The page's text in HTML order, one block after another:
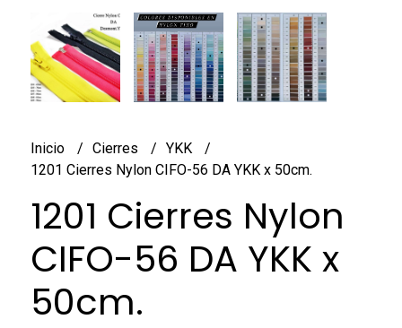
Inicio Cierres
YKK
1201 Cierres Nylon CIFO-56 DA YKK x 50cm.
1201 Cierres Nylon
CIFO-56 DA YKK x
50cm.